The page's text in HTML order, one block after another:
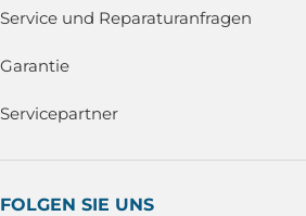
Service und Reparaturanfragen
Garantie
Servicepartner
FOLGEN SIE UNS